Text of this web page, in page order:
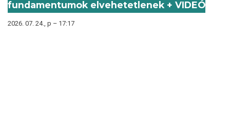
fundamentumok elvehetetlenek + VIDEÓ
2026. 07. 24., p – 17:17